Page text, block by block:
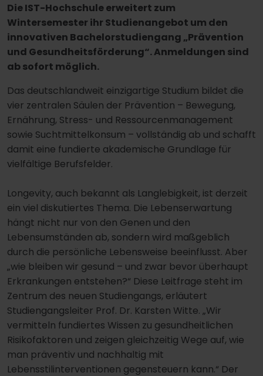
Die IST-Hochschule erweitert zum
Wintersemester ihr Studienangebot um den
innovativen Bachelorstudiengang „Prävention
und Gesundheitsförderung“. Anmeldungen sind
ab sofort möglich.
Das deutschlandweit einzigartige Studium bildet die
vier zentralen Säulen der Prävention – Bewegung,
Ernährung, Stress- und Ressourcenmanagement
sowie Suchtmittelkonsum – vollständig ab und schafft
damit eine fundierte akademische Grundlage für
vielfältige Berufsfelder.
Longevity, auch bekannt als Langlebigkeit, ist derzeit
ein viel diskutiertes Thema. Die Lebenserwartung
hängt nicht nur von den Genen und den
Lebensumständen ab, sondern wird maßgeblich
durch die persönliche Lebensweise beeinflusst. Aber
„wie bleiben wir gesund – und zwar bevor überhaupt
Erkrankungen entstehen?“ Diese Leitfrage steht im
Zentrum des neuen Studiengangs, erläutert
Studiengangsleiter Prof. Dr. Karsten Witte. „Wir
vermitteln fundiertes Wissen zu gesundheitlichen
Risikofaktoren und zeigen gleichzeitig Wege auf, wie
man präventiv und nachhaltig mit
Lebensstilinterventionen gegensteuern kann.“ Der